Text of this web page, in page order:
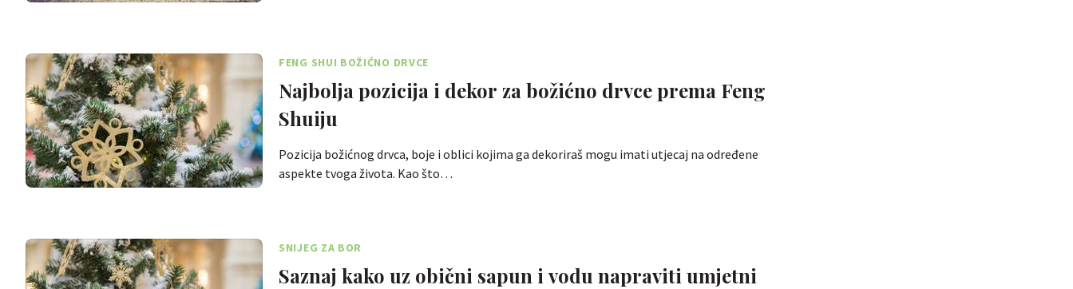
FENG SHUI BOŽIĆNO DRVCE
Najbolja pozicija i dekor za božićno drvce prema Feng
Shuiju
Pozicija božićnog drvca, boje i oblici kojima ga dekoriraš mogu imati utjecaj na određene
aspekte tvoga života. Kao što…
SNIJEG ZA BOR
Saznaj kako uz obični sapun i vodu napraviti umjetni